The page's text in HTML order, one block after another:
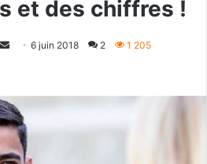
et des chiffres !
Follow
Envoyer6 juin 2018 2 1 205